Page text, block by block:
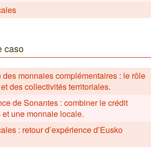
caso
des monnaies complémentaires : le rôle
des collectivités territoriales.
de Sonantes : combiner le crédit
une monnaie locale.
: retour d’expérience d’Eusko